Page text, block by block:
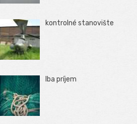
kontrolné stanovište
Iba príjem